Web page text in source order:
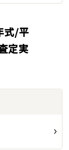
式/平
定実